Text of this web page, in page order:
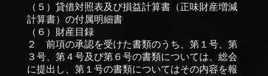
（５）貸借対照表及び損益計算書（正味財産増減
計算書）の付属明細書
（６）財産目録
２ 前項の承認を受けた書類のうち、第１号、第
３号、第４号及び第６号の書類については、総会
に提出し、第１号の書類についてはその内容を報